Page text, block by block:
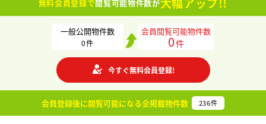
無料会員登録で閲覧可能物件数が
一般公開物件数
0件
会員閲覧可能物件数
0件
今すぐ無料会員登録!
会員登録後に閲覧可能になる全掲載物件数 236件